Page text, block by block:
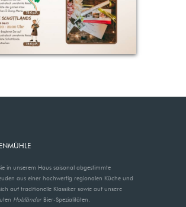
in unserem Haus saisonal abgestimmte
aus einer hochwertig regionalen Küche und
auf traditionelle Klassiker sowie auf unsere
HolzländerBier-Spezialitäten.